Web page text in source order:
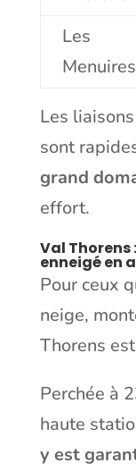
Les
Menuires
Les
sont
grand
effort.
Val Thorens
enneigé en
Pour ceux
neige,
Thorens
Perchée à
haute
y est